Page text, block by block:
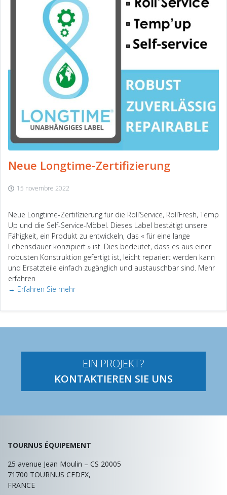
Neue Longtime-Zertifizierung
15 novembre 2022
Neue Longtime-Zertifizierung für die Roll’Service, Roll’Fresh, Temp
Up und die Self-Service-Möbel. Dieses Label bestätigt unsere
Fähigkeit, ein Produkt zu entwickeln, das « für eine lange
Lebensdauer konzipiert » ist. Dies bedeutet, dass es aus einer
robusten Konstruktion gefertigt ist, leicht repariert werden kann
und Ersatzteile einfach zugänglich und austauschbar sind. Mehr
erfahren
→ Erfahren Sie mehr
EIN PROJEKT?
KONTAKTIEREN SIE UNS
TOURNUS ÉQUIPEMENT
25 avenue Jean Moulin – CS 20005
71700 TOURNUS CEDEX,
FRANCE